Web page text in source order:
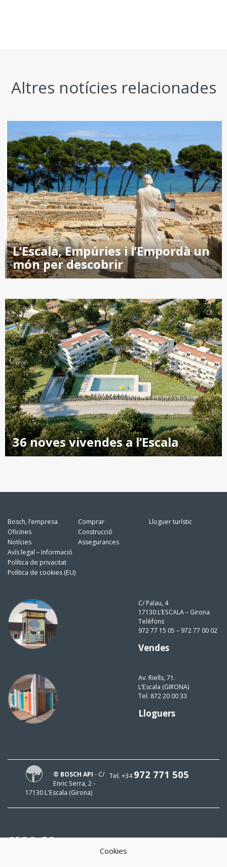
Cookies
Altres notícies relacionades
L’Escala, Empúries i l’Empordà un
món per descobrir
36 noves vivendes a l’Escala
Bosch, l’empresa
Oficines
Notícies
Avís legal – Informació
Política de privacitat
Política de cookies (EU)
Comprar
Construcció
Assegurances
Lloguer turístic
C/ Palau, 4
17130 L’ESCALA – Girona
Telèfons
972 77 15 05 – 972 77 00 02
Vendes
Av. Riells, 71.
L’Escala (GIRONA)
Tel. 872 20 00 33
Lloguers
Tel. +34972 771 505
® BOSCH API - C/
Enric Serra, 2 -
17130 L'Escala (Girona)
HOLA!